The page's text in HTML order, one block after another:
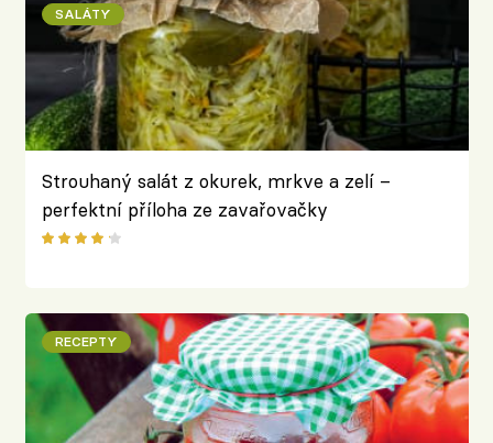
SALÁTY
Strouhaný salát z okurek, mrkve a zelí –
perfektní příloha ze zavařovačky
RECEPTY